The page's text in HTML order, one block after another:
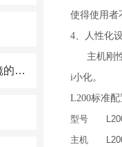
简单的来了解下正置金相显微镜的结构
使得使用者
4、人性化
主机刚性
i小化。
L200标准
型号
主机